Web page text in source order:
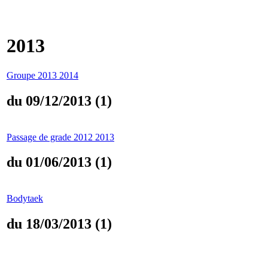
2013
Groupe 2013 2014
du 09/12/2013 (1)
Passage de grade 2012 2013
du 01/06/2013 (1)
Bodytaek
du 18/03/2013 (1)